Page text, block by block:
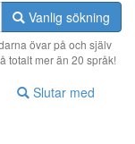
Vanlig sökning
övar på och själv
totalt mer än 20 språk!
Slutar med